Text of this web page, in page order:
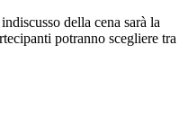
della cena sarà la
potranno scegliere tra